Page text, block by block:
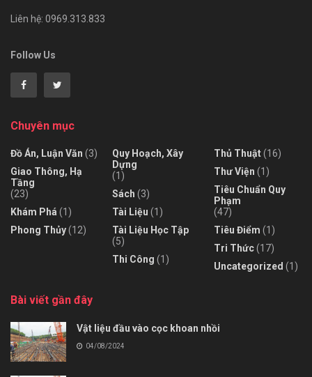
Liên hệ: 0969.313.833
Follow Us
Chuyên mục
Đồ Án, Luận Văn (3)
Giao Thông, Hạ
Tầng
(23)
Khám Phá (1)
Phong Thủy(12)
Quy Hoạch, Xây
Dựng
(1)
Sách (3)
Tài Liệu (1)
Tài Liệu Học Tập
(5)
Thi Công (1)
Thủ Thuật(16)
Thư Viện (1)
Tiêu Chuẩn Quy
Phạm
(47)
Tiêu Điểm (1)
Tri Thức(17)
Uncategorized (1)
Bài viết gần đây
Vật liệu đầu vào cọc khoan nhồi
04/08/2024